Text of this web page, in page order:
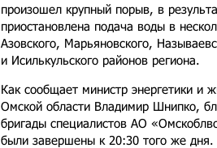
произошел крупный порыв, в
приостановлена подача воды в
Азовского, Марьяновского,
и Исилькульского районов региона.
Как сообщает министр энергетики и
Омской области Владимир Шнипко,
бригады специалистов АО
были завершены к 20:30 того же дня.